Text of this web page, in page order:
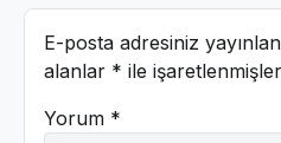
E-posta adresiniz
alanlar * ile
Yorum *